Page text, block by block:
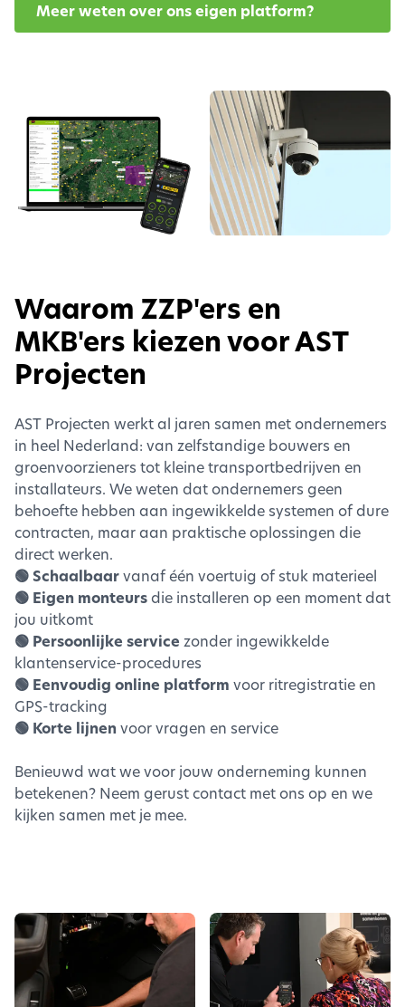
Meer weten over ons eigen platform?
Waarom ZZP'ers en
MKB'ers kiezen voor AST
Projecten
AST Projecten werkt al jaren samen met ondernemers
in heel Nederland: van zelfstandige bouwers en
groenvoorzieners tot kleine transportbedrijven en
installateurs. We weten dat ondernemers geen
behoefte hebben aan ingewikkelde systemen of dure
contracten, maar aan praktische oplossingen die
direct werken.
🟢 Schaalbaarvanaf één voertuig of stuk materieel
🟢 Eigen monteursdie installeren op een moment dat
jou uitkomt
🟢 Persoonlijke service zonder ingewikkelde
klantenservice-procedures
🟢 Eenvoudig online platform voor ritregistratie en
GPS-tracking
🟢 Korte lijnen voor vragen en service
Benieuwd wat we voor jouw onderneming kunnen
betekenen? Neem gerust contact met ons op en we
kijken samen met je mee.